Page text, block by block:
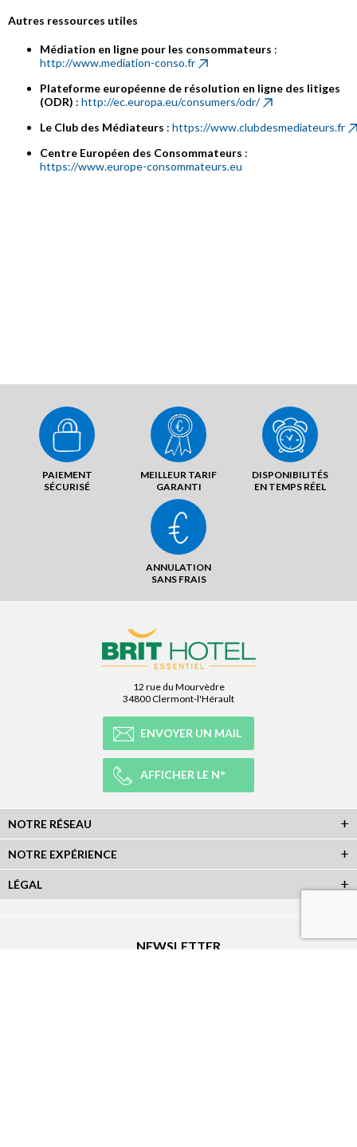
Autres ressources utiles
Médiation en ligne pour les consommateurs :
http://www.mediation-conso.fr
Plateforme européenne de résolution en ligne des litiges
(ODR) : http://ec.europa.eu/consumers/odr/
Le Club des Médiateurs : https://www.clubdesmediateurs.fr
Centre Européen des Consommateurs :
https://www.europe-consommateurs.eu
PAIEMENT
SÉCURISÉ
MEILLEUR TARIF
GARANTI
DISPONIBILITÉS
EN TEMPS RÉEL
ANNULATION
SANS FRAIS
12 rue du Mourvèdre
34800 Clermont-l'Hérault
ENVOYER UN MAIL
AFFICHER LE N°
NOTRE RÉSEAU
NOTRE EXPÉRIENCE
LÉGAL
NEWSLETTER